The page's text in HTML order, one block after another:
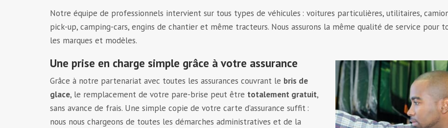
Notre équipe de professionnels intervient sur tous types de véhicules : voitures particulières, utilitaires,
pick-up, camping-cars, engins de chantier et même tracteurs. Nous assurons la même qualité de service pour
les marques et modèles.
Une prise en charge simple grâce à votre assurance
Grâce à notre partenariat avec toutes les assurances couvrant le bris de
glace, le remplacement de votre pare-brise peut être totalement gratuit,
sans avance de frais. Une simple copie de votre carte d’assurance suffit :
nous nous chargeons de toutes les démarches administratives et de la